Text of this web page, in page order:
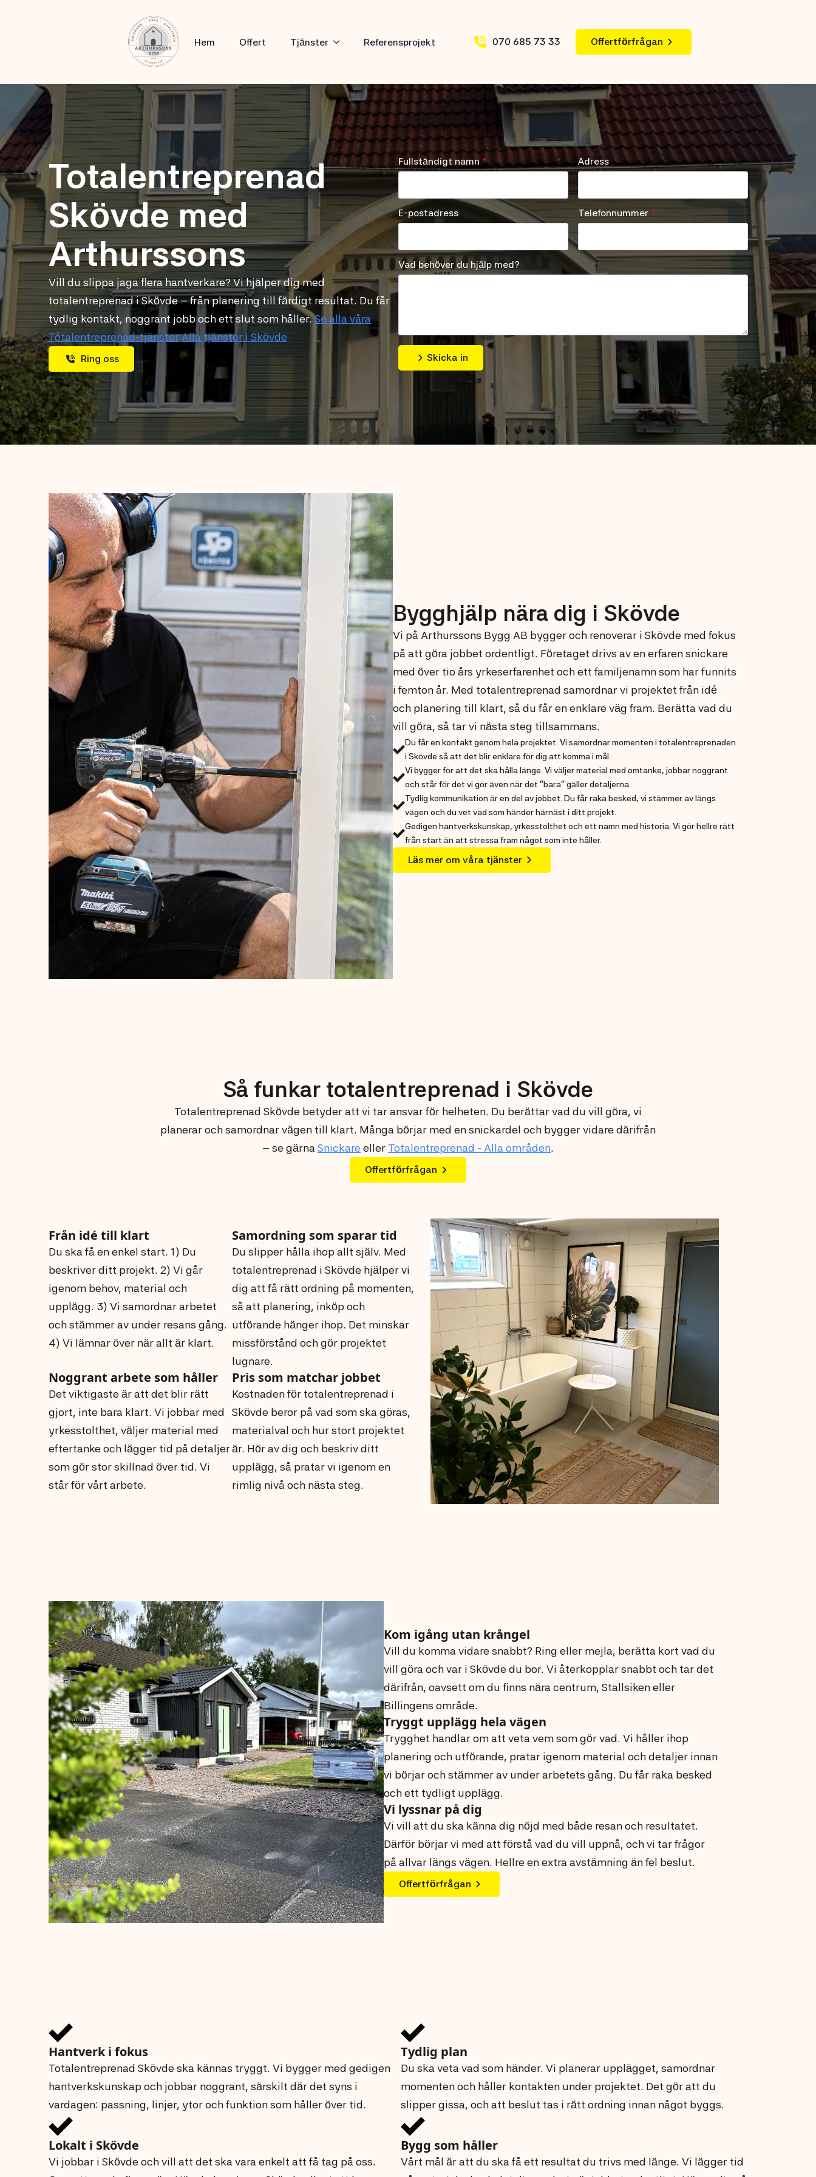
Hem Offert Tjänster Referensprojekt 070 685 73 33 Offertförfrågan
Totalentreprenad
Skövde med
Arthurssons
Vill du slippa jaga flera hantverkare? Vi hjälper dig med
totalentreprenad i Skövde – från planering till färdigt resultat. Du får
tydlig kontakt, noggrant jobb och ett slut som håller.Se alla våra
Totalentreprenad-tjänsterAlla tjänster i Skövde
Ring oss
Fullständigt namn * Adress
E-postadress Telefonnummer *
Vad behöver du hjälp med?
Skicka in
Bygghjälp nära dig i Skövde
Vi på Arthurssons Bygg AB bygger och renoverar i Skövde med fokus
på att göra jobbet ordentligt. Företaget drivs av en erfaren snickare
med över tio års yrkeserfarenhet och ett familjenamn som har funnits
i femton år. Med totalentreprenad samordnar vi projektet från idé
och planering till klart, så du får en enklare väg fram. Berätta vad du
vill göra, så tar vi nästa steg tillsammans.
Du får en kontakt genom hela projektet. Vi samordnar momenten i totalentreprenaden
i Skövde så att det blir enklare för dig att komma i mål.
Vi bygger för att det ska hålla länge. Vi väljer material med omtanke, jobbar noggrant
och står för det vi gör även när det “bara” gäller detaljerna.
Tydlig kommunikation är en del av jobbet. Du får raka besked, vi stämmer av längs
vägen och du vet vad som händer härnäst i ditt projekt.
Gedigen hantverkskunskap, yrkesstolthet och ett namn med historia. Vi gör hellre rätt
från start än att stressa fram något som inte håller.
Läs mer om våra tjänster
Så funkar totalentreprenad i Skövde
Totalentreprenad Skövde betyder att vi tar ansvar för helheten. Du berättar vad du vill göra, vi
planerar och samordnar vägen till klart. Många börjar med en snickardel och bygger vidare därifrån
– se gärna Snickare eller Totalentreprenad - Alla områden.
Offertförfrågan
Från idé till klart
Du ska få en enkel start. 1) Du
beskriver ditt projekt. 2) Vi går
igenom behov, material och
upplägg. 3) Vi samordnar arbetet
och stämmer av under resans gång.
4) Vi lämnar över när allt är klart.
Samordning som sparar tid
Du slipper hålla ihop allt själv. Med
totalentreprenad i Skövde hjälper vi
dig att få rätt ordning på momenten,
så att planering, inköp och
utförande hänger ihop. Det minskar
missförstånd och gör projektet
lugnare.
Noggrant arbete som håller
Det viktigaste är att det blir rätt
gjort, inte bara klart. Vi jobbar med
yrkesstolthet, väljer material med
eftertanke och lägger tid på detaljer
som gör stor skillnad över tid. Vi
står för vårt arbete.
Pris som matchar jobbet
Kostnaden för totalentreprenad i
Skövde beror på vad som ska göras,
materialval och hur stort projektet
är. Hör av dig och beskriv ditt
upplägg, så pratar vi igenom en
rimlig nivå och nästa steg.
Kom igång utan krångel
Vill du komma vidare snabbt? Ring eller mejla, berätta kort vad du
vill göra och var i Skövde du bor. Vi återkopplar snabbt och tar det
därifrån, oavsett om du finns nära centrum, Stallsiken eller
Billingens område.
Tryggt upplägg hela vägen
Trygghet handlar om att veta vem som gör vad. Vi håller ihop
planering och utförande, pratar igenom material och detaljer innan
vi börjar och stämmer av under arbetets gång. Du får raka besked
och ett tydligt upplägg.
Vi lyssnar på dig
Vi vill att du ska känna dig nöjd med både resan och resultatet.
Därför börjar vi med att förstå vad du vill uppnå, och vi tar frågor
på allvar längs vägen. Hellre en extra avstämning än fel beslut.
Offertförfrågan
Hantverk i fokus
Totalentreprenad Skövde ska kännas tryggt. Vi bygger med gedigen
hantverkskunskap och jobbar noggrant, särskilt där det syns i
vardagen: passning, linjer, ytor och funktion som håller över tid.
Tydlig plan
Du ska veta vad som händer. Vi planerar upplägget, samordnar
momenten och håller kontakten under projektet. Det gör att du
slipper gissa, och att beslut tas i rätt ordning innan något byggs.
Lokalt i Skövde
Vi jobbar i Skövde och vill att det ska vara enkelt att få tag på oss.
Bygg som håller
Vårt mål är att du ska få ett resultat du trivs med länge. Vi lägger tid